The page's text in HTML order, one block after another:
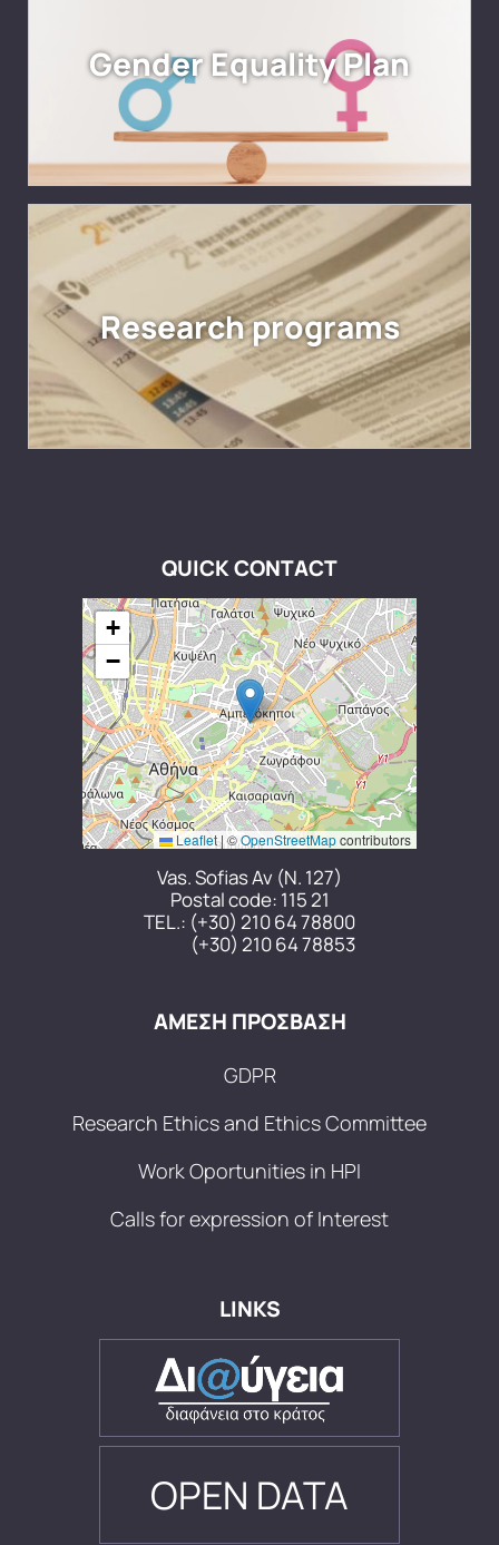
Gender Equality Plan
Research programs
QUICK CONTACT
+
−
Leaflet|©OpenStreetMapcontributors
Vas. Sofias Av (N. 127)
Postal code: 115 21
TEL.: (+30) 210 64 78800
(+30) 210 64 78853
ΑΜΕΣΗ ΠΡΟΣΒΑΣΗ
GDPR
Research Ethics and Ethics Committee
Work Oportunities in HPI
Calls for expression of Interest
LINKS
OPEN DATA